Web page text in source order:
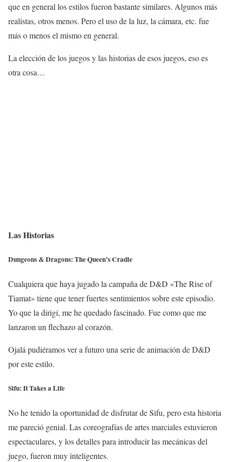
que en general los estilos fueron bastante similares. Algunos más
realistas, otros menos. Pero el uso de la luz, la cámara, etc. fue
más o menos el mismo en general.
La elección de los juegos y las historias de esos juegos, eso es
otra cosa…
Las Historias
Dungeons & Dragons: The Queen’s Cradle
Cualquiera que haya jugado la campaña de D&D «The Rise of
Tiamat» tiene que tener fuertes sentimientos sobre este episodio.
Yo que la dirigí, me he quedado fascinado. Fue como que me
lanzaron un flechazo al corazón.
Ojalá pudiéramos ver a futuro una serie de animación de D&D
por este estilo.
Sifu: It Takes a Life
No he tenido la oportunidad de disfrutar de Sifu, pero esta historia
me pareció genial. Las coreografías de artes marciales estuvieron
espectaculares, y los detalles para introducir las mecánicas del
juego, fueron muy inteligentes.